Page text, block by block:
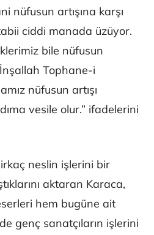
nüfusun artışına karşı
ciddi manada üzüyor.
bile nüfusun
İnşallah Tophane-i
nüfusun artışı
vesile olur.” ifadelerini
neslin işlerini bir
aktaran Karaca,
hem bugüne ait
genç sanatçıların işlerini